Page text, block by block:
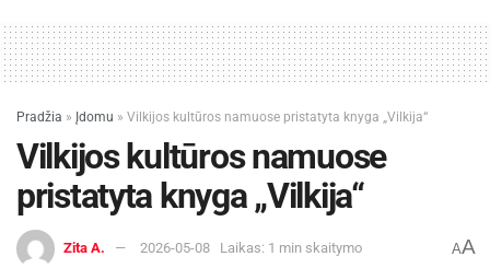
Pradžia » Įdomu » Vilkijos kultūros namuose pristatyta knyga „Vilkija“
Vilkijos kultūros namuose
pristatyta knyga „Vilkija“
Zita A. 2026-05-08 Laikas: 1 min skaitymo AA